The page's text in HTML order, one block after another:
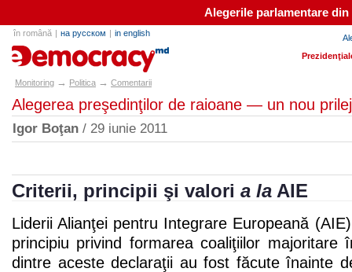
Alegerile parlamentare
în română | на русском | in english
e-democracy.md
Monitoring → Politica → Comentarii
Alegerea preşedinţilor de raioane — un nou
Igor Boţan / 29 iunie 2011
Criterii, principii şi valori a la AIE
Liderii Alianţei pentru Integrare Europeană
principiu privind formarea coaliţiilor majoritare
dintre aceste declaraţii au fost făcute înainte